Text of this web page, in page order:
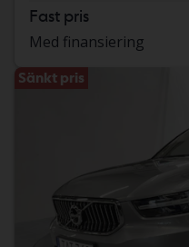
Fast pris
Med finansiering
Sänkt pris